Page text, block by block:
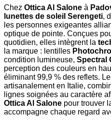
Chez Ottica Al Salone à
lunettes de soleil Serengeti,
les personnes exigeantes
optique de pointe. Conçues
quotidien, elles intègrent la
la marque : lentilles
condition lumineuse, Spectral
perception des couleurs en
éliminant 99,9 % des reflets.
artisanalement en Italie,
lignes soignées au caractère
Ottica Al Salone pour trouver
accompagne chaque regard